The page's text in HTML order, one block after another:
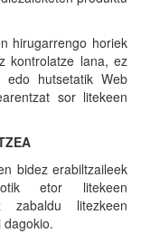
hirugarrengo horiek
kontrolatze lana, ez
hutsetatik Web
sor litekeen
bidez erabiltzaileek
etor litekeen
zabaldu litezkeen